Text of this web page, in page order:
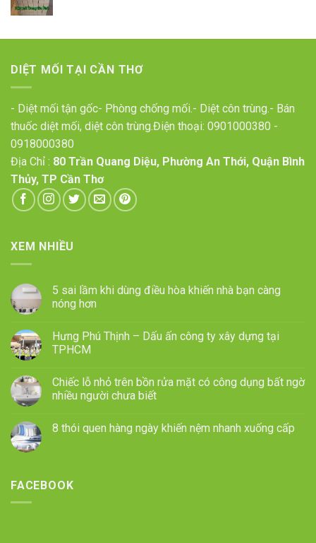
DIỆT MỐI TẠI CẦN THƠ
- Diệt mối tận gốc- Phòng chống mối.- Diệt côn trùng.- Bán
thuốc diệt mối, diệt côn trùng.Điện thoại: 0901000380 -
0918000380
Địa Chỉ : 80 Trần Quang Diệu, Phường An Thới, Quận Bình
Thủy, TP Cần Thơ
XEM NHIỀU
5 sai lầm khi dùng điều hòa khiến nhà bạn càng
nóng hơn
Hưng Phú Thịnh – Dấu ấn công ty xây dựng tại
TPHCM
Chiếc lỗ nhỏ trên bồn rửa mặt có công dụng bất ngờ
nhiều người chưa biết
8 thói quen hàng ngày khiến nệm nhanh xuống cấp
FACEBOOK